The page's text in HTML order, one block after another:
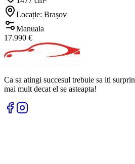
Locație: Brașov
Manuala
17.990 €
Ca sa atingi succesul trebuie sa iti
mai mult decat el se asteapta!